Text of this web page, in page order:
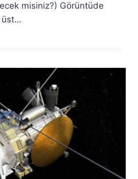
misiniz?) Görüntüde
üst…